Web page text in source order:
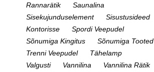
Rannarätik
Saunalina
Sisekujunduselement
Sisustusideed
Kontorisse
Spordi Veepudel
Sõnumiga Kingitus
Sõnumiga Tooted
Trenni Veepudel
Tähelamp
Valgusti
Vannilina
Vannilina Rätik